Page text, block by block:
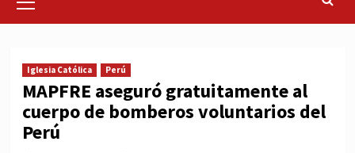
Menu
Iglesia Católica Perú
MAPFRE aseguró gratuitamente al
cuerpo de bomberos voluntarios del
Perú